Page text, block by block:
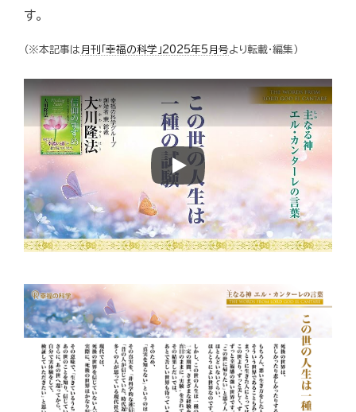
す。
（※本記事は 月刊「幸福の科学」2025年5月号より転載・編集）
Play